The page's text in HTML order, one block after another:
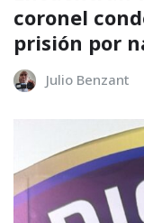
coronel
prisión por
Julio Benzant